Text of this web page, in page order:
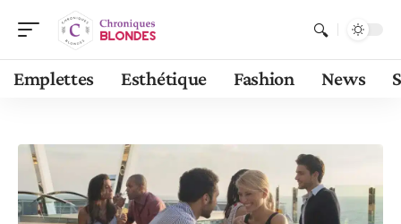
Emplettes Esthétique Fashion News